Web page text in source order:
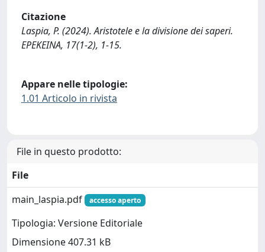
Citazione
Laspia, P. (2024). Aristotele e la divisione dei saperi.
EPEKEINA, 17(1-2), 1-15.
Appare nelle tipologie:
1.01 Articolo in rivista
File in questo prodotto:
File
main_laspia.pdf
accesso aperto
Tipologia: Versione Editoriale
Dimensione 407.31 kB